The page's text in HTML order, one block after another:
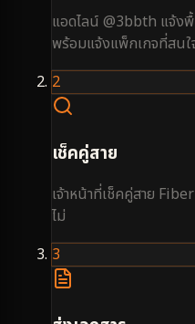
แอดไลน์ @3bbth แจ้ง
พร้อมแจ้งแพ็กเกจที่สนใ
2
เช็คคู่สาย
เจ้าหน้าที่เช็คคู่สาย
ไม่
3